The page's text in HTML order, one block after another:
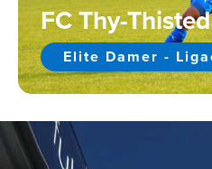
FC Thy-
Elite Damer -